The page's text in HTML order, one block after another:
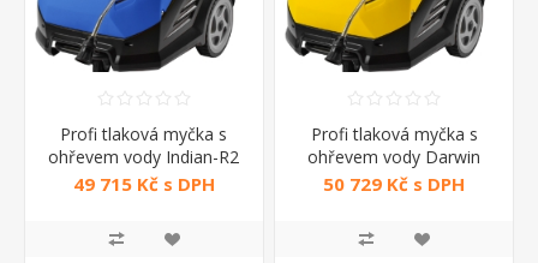
Profi tlaková myčka s
ohřevem vody Indian-R2
FASA
49 715 Kč s DPH
Profi tlaková myčka s
ohřevem vody Darwin
1310 GX Lavor
50 729 Kč s DPH